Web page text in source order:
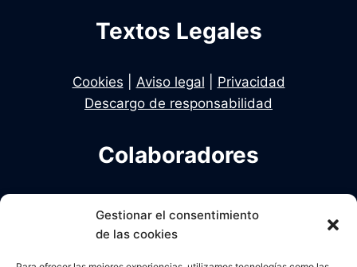
Gestionar el consentimiento
de las cookies
Textos Legales
Cookies Aviso legal
Privacidad
Descargo de responsabilidad
Colaboradores
Infodelito es una iniciativa de Dekhan y Alcalde
en colaboración con Una Policia para el Siglo XXI